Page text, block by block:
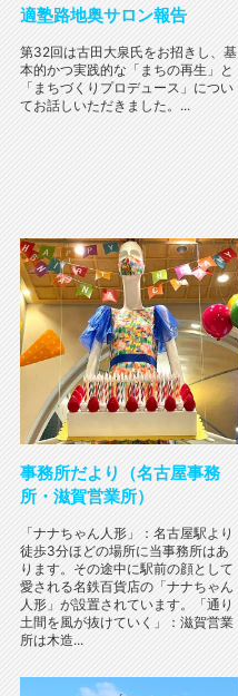
適塾路地奥サロン報告
第32回は古田大泉氏をお招きし、基
本的かつ実践的な「まちの再生」と
「まちづくりプロデュース」につい
てお話しいただきました。...
事務所だより（名古屋事務
所・滋賀営業所）
「ナナちゃん人形」：名古屋駅より
徒歩3分ほどの場所に当事務所はあ
ります。その途中に駅前の顔として
愛される名鉄百貨店の「ナナちゃん
人形」が設置されています。「通り
土間を風が抜けていく」：滋賀営業
所は木造...